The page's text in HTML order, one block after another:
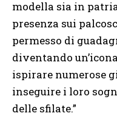
modella sia in
presenza sui
permesso di
diventando
ispirare numerose
inseguire i loro
delle sfilate.”